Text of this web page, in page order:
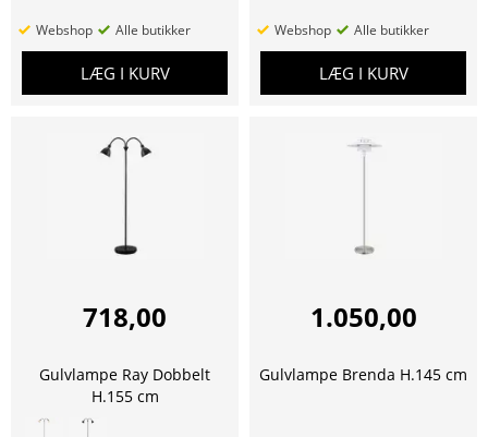
Webshop Alle butikker
LÆG I KURV
Webshop Alle butikker
LÆG I KURV
718,00
Gulvlampe Ray Dobbelt
H.155 cm
1.050,00
Gulvlampe Brenda H.145 cm